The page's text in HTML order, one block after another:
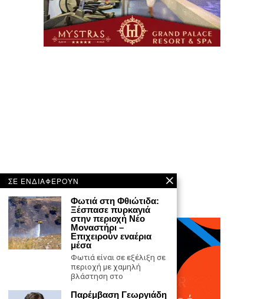
ΣΕ ΕΝΔΙΑΦΕΡΟΥΝ
Φωτιά στη Φθιώτιδα:
Ξέσπασε πυρκαγιά
στην περιοχή Νέο
Μοναστήρι –
Επιχειρούν εναέρια
μέσα
Φωτιά είναι σε εξέλιξη σε
περιοχή με χαμηλή
βλάστηση στο
Παρέμβαση Γεωργιάδη